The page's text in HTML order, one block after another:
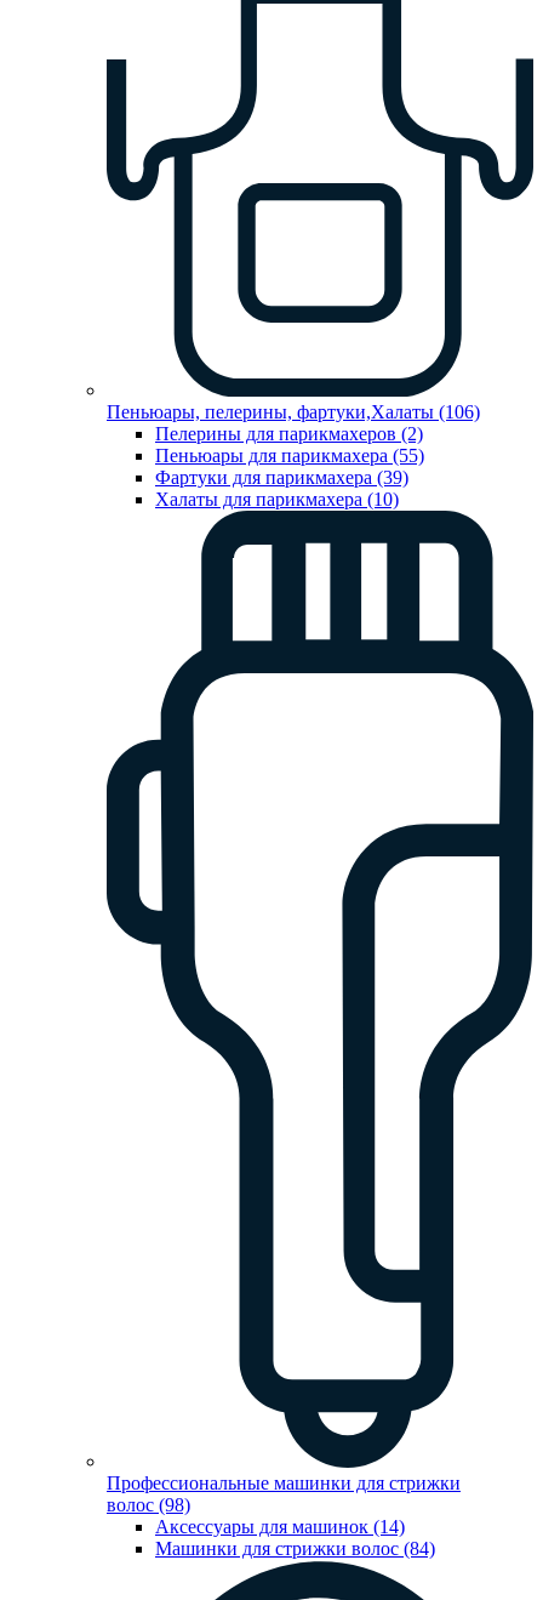
Пеньюары, пелерины, фартуки,Халаты (106)
Пелерины для парикмахеров (2)
Пеньюары для парикмахера (55)
Фартуки для парикмахера (39)
Халаты для парикмахера (10)
Профессиональные машинки для стрижки
волос (98)
Аксессуары для машинок (14)
Машинки для стрижки волос (84)